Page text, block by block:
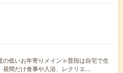
低いお年寄りメイン≫普段は自宅で生
昼間だけ食事や入浴、レクリエ…